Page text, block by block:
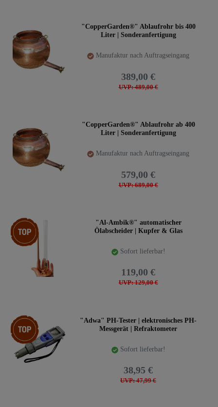
"CopperGarden®" Ablaufrohr bis 400
Liter | Sonderanfertigung
Manufaktur nach Auftragseingang
UVP: 489,00 €
389,00 €
"CopperGarden®" Ablaufrohr ab 400
Liter | Sonderanfertigung
Manufaktur nach Auftragseingang
UVP: 689,00 €
579,00 €
Top-Artikel
"Al-Ambik®" automatischer
Ölabscheider | Kupfer & Glas
Sofort lieferbar!
UVP: 129,00 €
119,00 €
Top-Artikel
"Adwa" PH-Tester | elektronisches PH-
Messgerät | Refraktometer
Sofort lieferbar!
UVP: 47,99 €
38,95 €